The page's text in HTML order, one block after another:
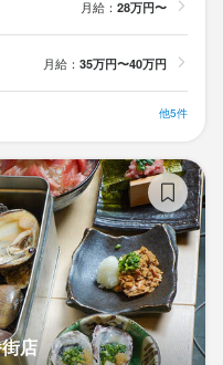
月給： 28万円〜
月給： 35万円〜40万円
他5件
店